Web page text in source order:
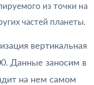
из точки на
частей планеты.
вертикальная
Данные заносим в
на нем самом